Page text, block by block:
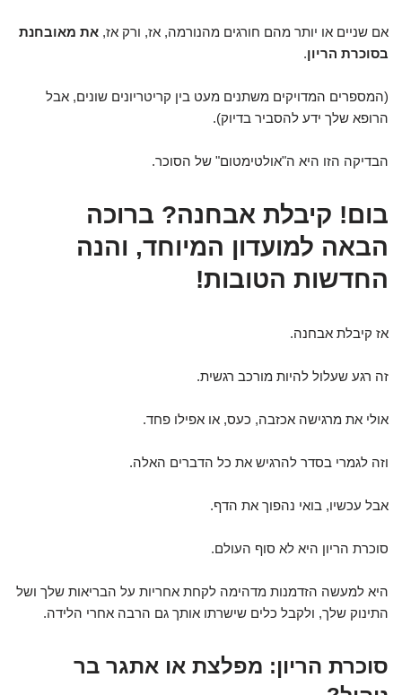
אם שניים או יותר מהם חורגים מהנורמה, אז, ורק אז, את מאובחנת
בסוכרת הריון.
(המספרים המדויקים משתנים מעט בין קריטריונים שונים, אבל
הרופא שלך ידע להסביר בדיוק).
הבדיקה הזו היא ה"אולטימטום" של הסוכר.
בום! קיבלת אבחנה? ברוכה
הבאה למועדון המיוחד, והנה
החדשות הטובות!
אז קיבלת אבחנה.
זה רגע שעלול להיות מורכב רגשית.
אולי את מרגישה אכזבה, כעס, או אפילו פחד.
וזה לגמרי בסדר להרגיש את כל הדברים האלה.
אבל עכשיו, בואי נהפוך את הדף.
סוכרת הריון היא לא סוף העולם.
היא למעשה הזדמנות מדהימה לקחת אחריות על הבריאות שלך ושל
התינוק שלך, ולקבל כלים שישרתו אותך גם הרבה אחרי הלידה.
סוכרת הריון: מפלצת או אתגר בר